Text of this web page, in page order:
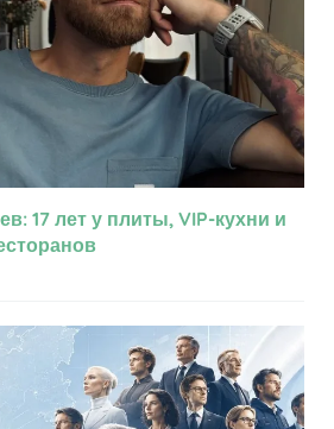
17 лет у плиты, VIP-кухни и